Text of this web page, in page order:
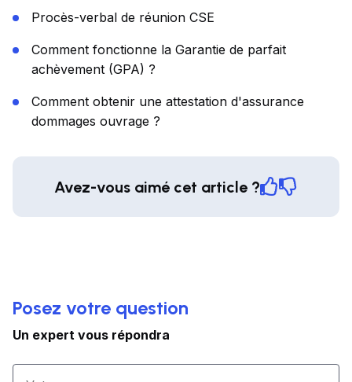
Procès-verbal de réunion CSE
Comment fonctionne la Garantie de parfait
achèvement (GPA) ?
Comment obtenir une attestation d'assurance
dommages ouvrage ?
Avez-vous aimé cet article ?
Posez votre question
Un expert vous répondra